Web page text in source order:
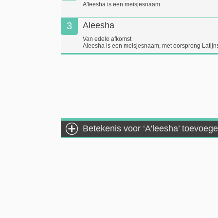
A'leesha is een meisjesnaam.
3 Aleesha
Van edele afkomst
Aleesha is een meisjesnaam, met oorsprong
Betekenis voor ‘A'leesha’